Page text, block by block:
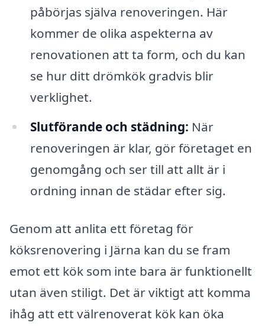
påbörjas själva renoveringen. Här
kommer de olika aspekterna av
renovationen att ta form, och du kan
se hur ditt drömkök gradvis blir
verklighet.
Slutförande och städning: När
renoveringen är klar, gör företaget en
genomgång och ser till att allt är i
ordning innan de städar efter sig.
Genom att anlita ett företag för
köksrenovering i Järna kan du se fram
emot ett kök som inte bara är funktionellt
utan även stiligt. Det är viktigt att komma
ihåg att ett välrenoverat kök kan öka